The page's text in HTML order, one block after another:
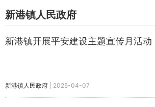
新港镇人民政府
新港镇开展平安建设主题宣传月活动
新港镇人民政府 2025-04-07